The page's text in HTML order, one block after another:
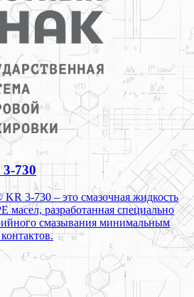
730
3-730 – это смазочная жидкость
масел, разработанная специально
смазывания минимальным